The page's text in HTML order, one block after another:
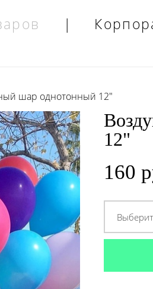
|
шар однотонный 12"
12"
160